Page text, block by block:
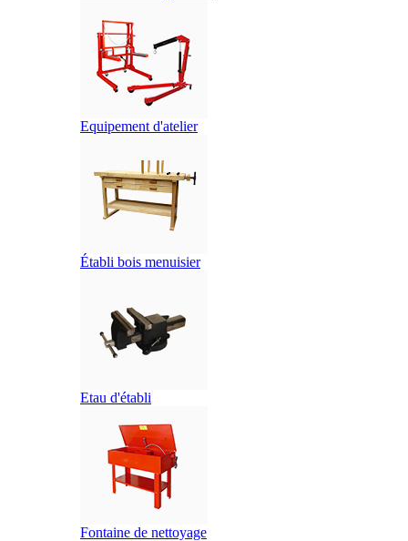
Equipement d'atelier
Établi bois menuisier
Etau d'établi
Fontaine de nettoyage